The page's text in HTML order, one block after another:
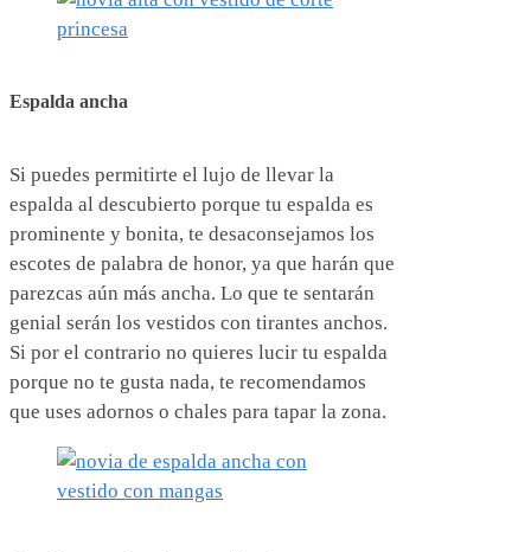
Espalda ancha
Si puedes permitirte el lujo de llevar la
espalda al descubierto porque tu espalda es
prominente y bonita, te desaconsejamos los
escotes de palabra de honor, ya que harán que
parezcas aún más ancha. Lo que te sentarán
genial serán los vestidos con tirantes anchos.
Si por el contrario no quieres lucir tu espalda
porque no te gusta nada, te recomendamos
que uses adornos o chales para tapar la zona.